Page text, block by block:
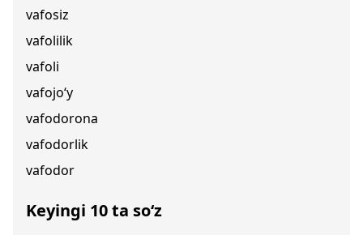
vafosiz
vafolilik
vafoli
vafojo‘y
vafodorona
vafodorlik
vafodor
Keyingi 10 ta so‘z